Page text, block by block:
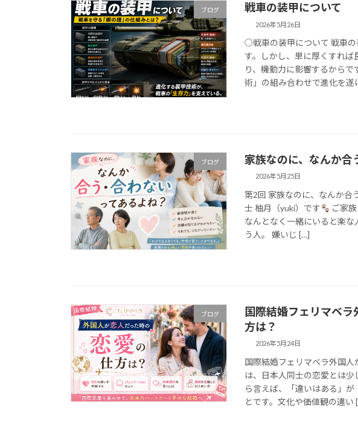
ブログ 戦車の装甲について
2026年5月26日
○戦車の装甲について 戦車
す。しかし、単に厚くすれ
り、機動力に影響するから
術」の組み合わせで進化を遂
ブログ 家族なのに、なんか合
2026年5月25日
第2回 家族なのに、なんか合
士 柚月（yuki）です
ご家
なんとなく一緒にいると楽
う人。 嫌いじ […]
ブログ
国際結婚フェリマベ
方は？
2026年5月24日
国際結婚フェリマベラ外国
は、日本人同士の恋愛とは
ら言えば、「違いはある」
とです。文化や価値観の違い